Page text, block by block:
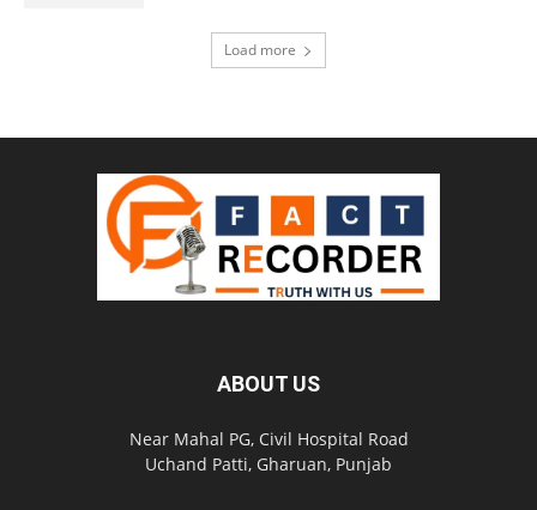
Load more
ABOUT US
Near Mahal PG, Civil Hospital Road
Uchand Patti, Gharuan, Punjab